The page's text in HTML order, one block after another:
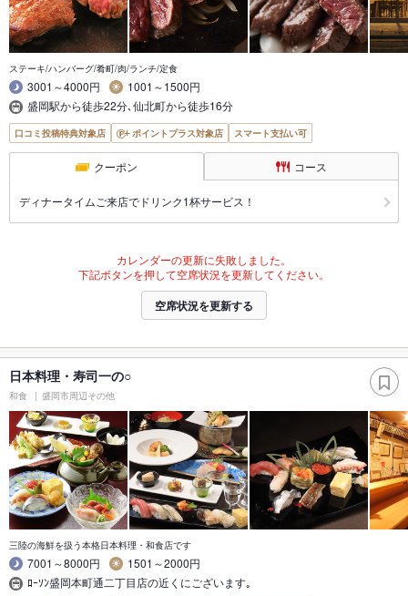
ステーキ/ハンバーグ/肴町/肉/ランチ/定食
3001～4000円
1001～1500円
盛岡駅から徒歩22分､仙北町から徒歩16分
口コミ投稿特典対象店 ポイントプラス対象店 スマート支払い可
クーポン コース
ディナータイムご来店でドリンク1杯サービス！
カレンダーの更新に失敗しました。
下記ボタンを押して空席状況を更新してください。
空席状況を更新する
日本料理・寿司一の○
和食 盛岡市周辺その他
三陸の海鮮を扱う本格日本料理・和食店です
7001～8000円
1501～2000円
ﾛｰｿﾝ盛岡本町通二丁目店の近くにございます｡